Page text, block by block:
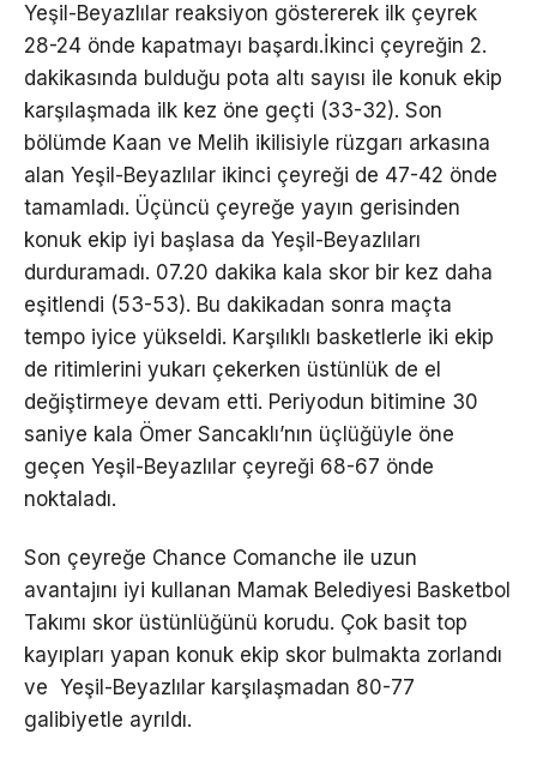
Yeşil-Beyazlılar reaksiyon göstererek ilk çeyrek
28-24 önde kapatmayı başardı.İkinci çeyreğin 2.
dakikasında bulduğu pota altı sayısı ile konuk ekip
karşılaşmada ilk kez öne geçti (33-32). Son
bölümde Kaan ve Melih ikilisiyle rüzgarı arkasına
alan Yeşil-Beyazlılar ikinci çeyreği de 47-42 önde
tamamladı. Üçüncü çeyreğe yayın gerisinden
konuk ekip iyi başlasa da Yeşil-Beyazlıları
durduramadı. 07.20 dakika kala skor bir kez daha
eşitlendi (53-53). Bu dakikadan sonra maçta
tempo iyice yükseldi. Karşılıklı basketlerle iki ekip
de ritimlerini yukarı çekerken üstünlük de el
değiştirmeye devam etti. Periyodun bitimine 30
saniye kala Ömer Sancaklı’nın üçlüğüyle öne
geçen Yeşil-Beyazlılar çeyreği 68-67 önde
noktaladı.
Son çeyreğe Chance Comanche ile uzun
avantajını iyi kullanan Mamak Belediyesi Basketbol
Takımı skor üstünlüğünü korudu. Çok basit top
kayıpları yapan konuk ekip skor bulmakta zorlandı
ve Yeşil-Beyazlılar karşılaşmadan 80-77
galibiyetle ayrıldı.